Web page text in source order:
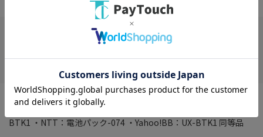
在庫がありません
すぐに使える充電済。自己放電を抑制。安全装置内蔵
2.4V 900mAh。ニッケル水素充電池。適合機種 ・シャープ：UX-
BTK1 ・NTT：電池パック-074 ・Yahoo!BB：UX-BTK1 同等品